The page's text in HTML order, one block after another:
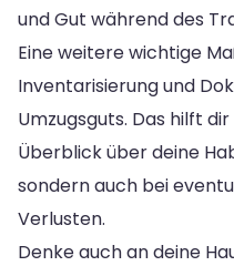
und Gut während des
Eine weitere wichtige
Inventarisierung und
Umzugsguts. Das hilft
Überblick über deine
sondern auch bei
Verlusten.
Denke auch an deine